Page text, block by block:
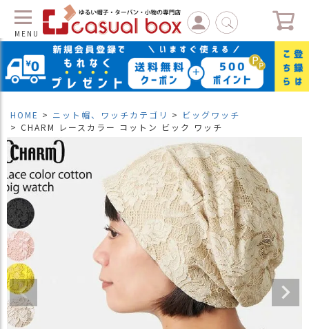
MENU
マ
イ
ペ
ー
ジ
（
新
規
会
員
登
録
）
HOME ニット帽、ワッチカテゴリ
ビッグワッチ
CHARM レースカラー コットン ビック ワッチ